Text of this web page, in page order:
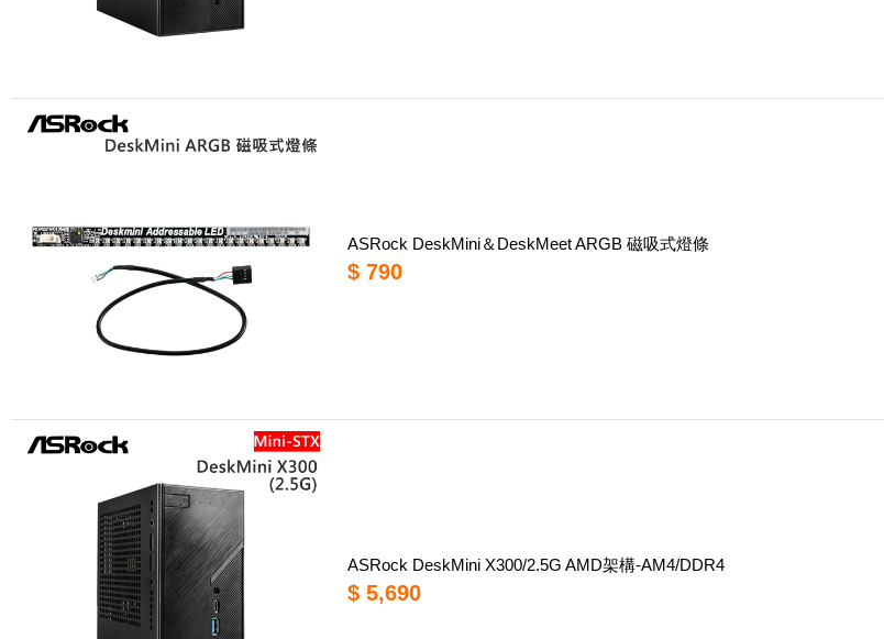
ASRock DeskMini＆DeskMeet ARGB 磁吸式燈條
$ 790
ASRock DeskMini X300/2.5G AMD架構-AM4/DDR4
$ 5,690